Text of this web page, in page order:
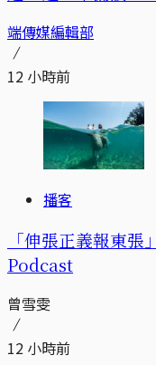
端傳媒編輯部
12 小時前
播客
「伸張正義報東
Podcast
曾雪雯
12 小時前